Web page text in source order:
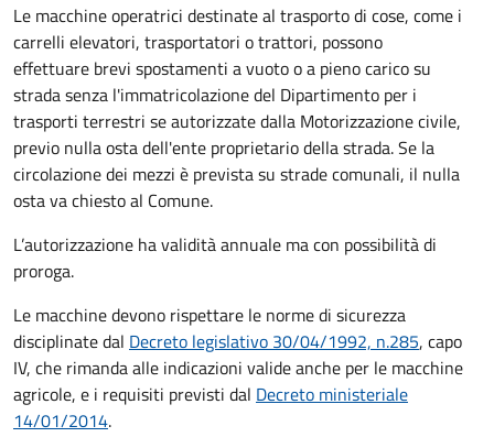
Le macchine operatrici destinate al trasporto di cose, come i
carrelli elevatori, trasportatori o trattori, possono
effettuare brevi spostamenti a vuoto o a pieno carico su
strada senza l'immatricolazione del Dipartimento per i
trasporti terrestri se autorizzate dalla Motorizzazione civile,
previo nulla osta dell'ente proprietario della strada. Se la
circolazione dei mezzi è prevista su strade comunali, il nulla
osta va chiesto al Comune.
L’autorizzazione ha validità annuale ma con possibilità di
proroga.
Le macchine devono rispettare le norme di sicurezza
disciplinate dal Decreto legislativo 30/04/1992, n.285, capo
IV, che rimanda alle indicazioni valide anche per le macchine
agricole, e i requisiti previsti dal Decreto ministeriale
14/01/2014.